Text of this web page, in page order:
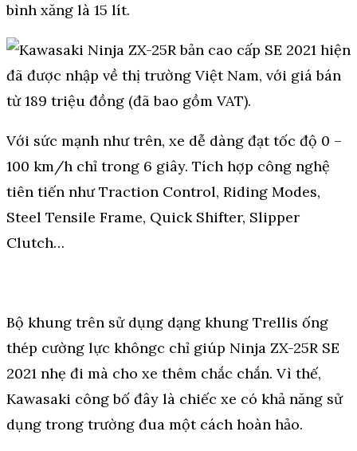
bình xăng là 15 lít.
Với sức mạnh như trên, xe dễ dàng đạt tốc độ 0 –
100 km/h chỉ trong 6 giây. Tích hợp công nghệ
tiên tiến như Traction Control, Riding Modes,
Steel Tensile Frame, Quick Shifter, Slipper
Clutch…
Bộ khung trên sử dụng dạng khung Trellis ống
thép cường lực khôngc chỉ giúp Ninja ZX-25R SE
2021 nhẹ đi mà cho xe thêm chắc chắn. Vì thế,
Kawasaki công bố đây là chiếc xe có khả năng sử
dụng trong trường đua một cách hoàn hảo.